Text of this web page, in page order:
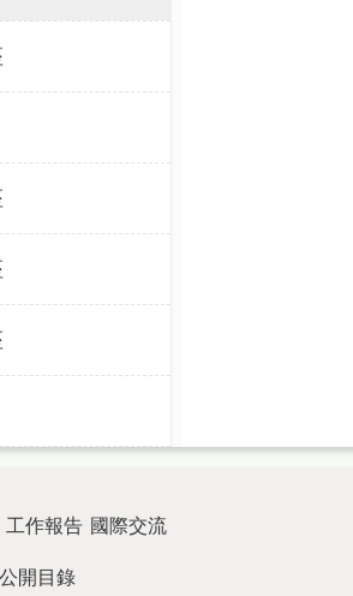
工作報告 國際交流
開目錄